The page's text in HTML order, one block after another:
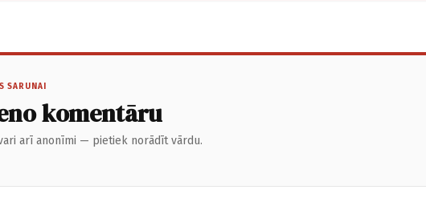
SARUNAI
komentāru
arī anonīmi — pietiek norādīt vārdu.